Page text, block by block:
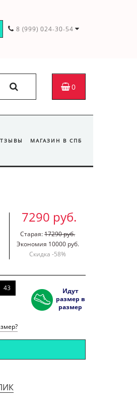
8 (999) 024-30-54
0
МАГАЗИН В СПБ
7290 руб.
Старая:17290 руб.
Экономия 10000 руб.
Скидка -58%
43
Идут
размер в
размер